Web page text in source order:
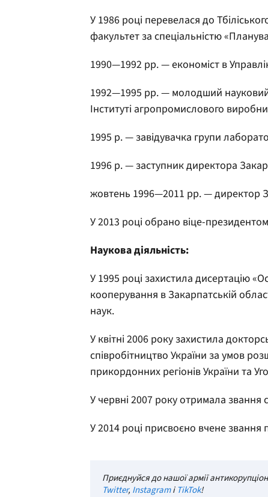
У 1986 році перевелася до
факультет за спеціальністю
1990—1992 рр. — економіст в
1992—1995 рр. — молодший науковий
Інституті агропромислового
1995 р. — завідувачка групи
1996 р. — заступник директора
жовтень 1996—2011 рр. — директор
У 2013 році обрано віце-
Наукова діяльність:
У 1995 році захистила дисертацію
кооперування в Закарпатській
наук.
У квітні 2006 року захистила
співробітництво України за умов
прикордонних регіонів України та
У червні 2007 року отримала звання
У 2014 році присвоєно вчене звання
Приєднуйся до нашої армії
Twitter, InstagramіTikTok!